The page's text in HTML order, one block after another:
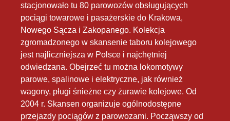
stacjonowało tu 80 parowozów obsługujących
pociągi towarowe i pasażerskie do Krakowa,
Nowego Sącza i Zakopanego. Kolekcja
zgromadzonego w skansenie taboru kolejowego
jest najliczniejsza w Polsce i najchętniej
odwiedzana. Obejrzeć tu można lokomotywy
parowe, spalinowe i elektryczne, jak również
wagony, pługi śnieżne czy żurawie kolejowe. Od
2004 r. Skansen organizuje ogólnodostępne
przejazdy pociągów z parowozami. Począwszy od